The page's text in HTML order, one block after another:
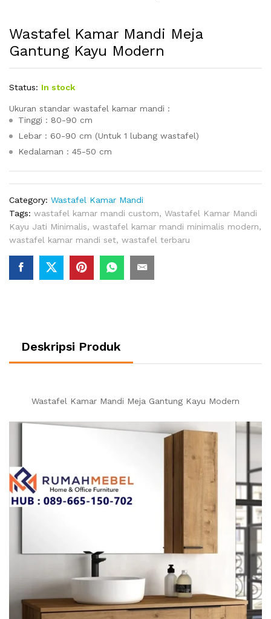
Wastafel Kamar Mandi Meja
Gantung Kayu Modern
Status: In stock
Ukuran standar wastafel kamar mandi :
Tinggi : 80-90 cm
Lebar : 60-90 cm (Untuk 1 lubang wastafel)
Kedalaman : 45-50 cm
Category: Wastafel Kamar Mandi
Tags: wastafel kamar mandi custom, Wastafel Kamar Mandi
Kayu Jati Minimalis, wastafel kamar mandi minimalis modern,
wastafel kamar mandi set, wastafel terbaru
Deskripsi Produk
Wastafel Kamar Mandi Meja Gantung Kayu Modern